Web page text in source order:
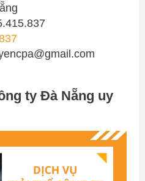
ty Đà Nẵng uy